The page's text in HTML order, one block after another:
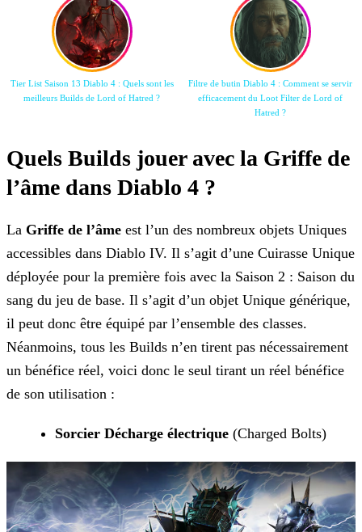
Tier List Saison 13 Diablo 4 : Quels sont les
meilleurs Builds de Lord of Hatred ?
Filtre de butin Diablo 4 : Comment se servir
efficacement du Loot Filter de Lord of
Hatred ?
Quels Builds jouer avec la Griffe de
l’âme dans Diablo 4 ?
La Griffe de l’âme est l’un des nombreux objets Uniques
accessibles dans Diablo IV. Il s’agit d’une Cuirasse Unique
déployée pour la première fois avec la Saison 2 : Saison du
sang du jeu de base. Il s’agit d’un objet Unique générique,
il peut donc être équipé par l’ensemble des classes.
Néanmoins, tous les Builds n’en tirent pas nécessairement
un bénéfice réel, voici donc le seul tirant un réel bénéfice
de son utilisation :
Sorcier Décharge électrique (Charged Bolts)